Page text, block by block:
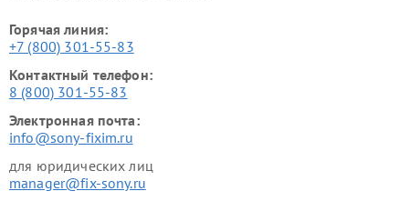
Горячая линия:
+7 (800) 301-55-83
Контактный телефон:
8 (800) 301-55-83
Электронная почта:
info@sony-fixim.ru
для юридических лиц
manager@fix-sony.ru